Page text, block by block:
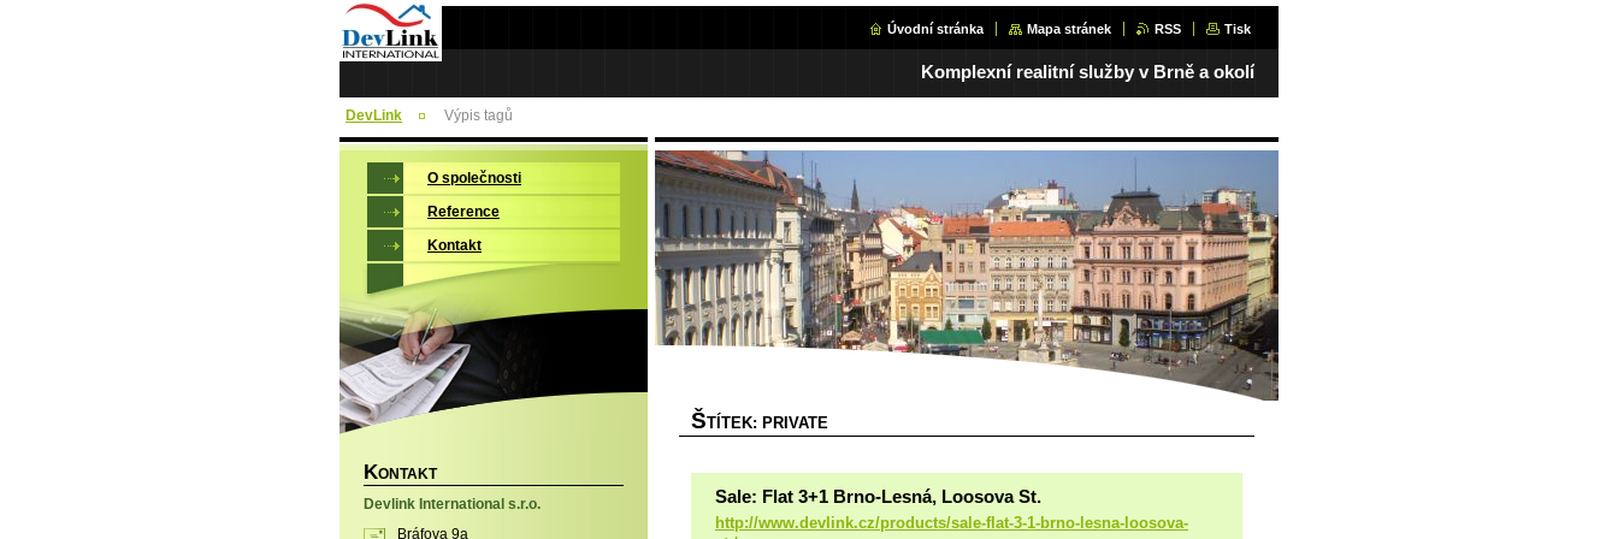
Úvodní stránka Mapa stránek RSS Tisk
Komplexní realitní služby v Brně a okolí
DevLink Výpis tagů
ŠTÍTEK: PRIVATE
Sale: Flat 3+1 Brno-Lesná, Loosova St.
http://www.devlink.cz/products/sale-flat-3-1-brno-lesna-loosova-
O společnosti
Reference
Kontakt
KONTAKT
Devlink International s.r.o.
Bráfova 9a